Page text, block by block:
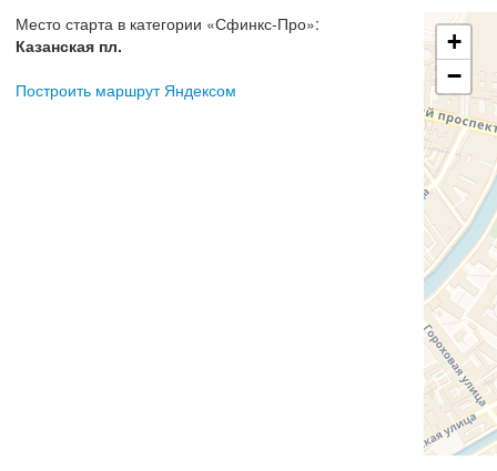
Место старта в категории «Сфинкс-Про»:
Казанская пл.
Построить маршрут Яндексом
+
−